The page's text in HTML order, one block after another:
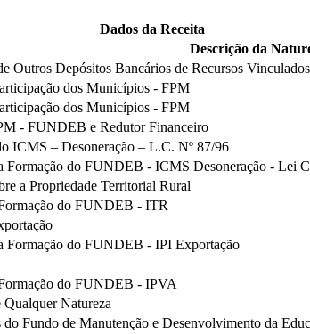
Dados da Receita
Descrição da
Outros Depósitos Bancários de Recursos Vinculados
dos Municípios - FPM
dos Municípios - FPM
- FUNDEB e Redutor Financeiro
ICMS – Desoneração – L.C. Nº 87/96
Formação do FUNDEB - ICMS Desoneração - Lei
a Propriedade Territorial Rural
do FUNDEB - ITR
Formação do FUNDEB - IPI Exportação
do FUNDEB - IPVA
Natureza
do Fundo de Manutenção e Desenvolvimento da